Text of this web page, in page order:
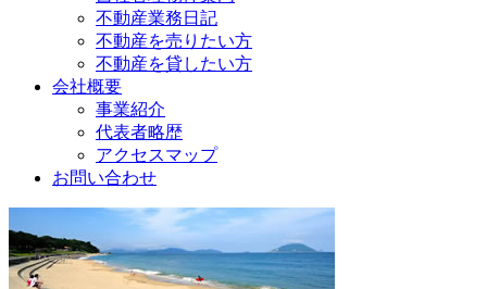
不動産業務日記
不動産を売りたい方
不動産を貸したい方
会社概要
事業紹介
代表者略歴
アクセスマップ
お問い合わせ